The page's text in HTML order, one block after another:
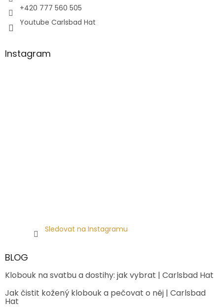
+420 777 560 505
Youtube Carlsbad Hat
Instagram
Sledovat na Instagramu
BLOG
Klobouk na svatbu a dostihy: jak vybrat | Carlsbad Hat
Jak čistit kožený klobouk a pečovat o něj | Carlsbad
Hat